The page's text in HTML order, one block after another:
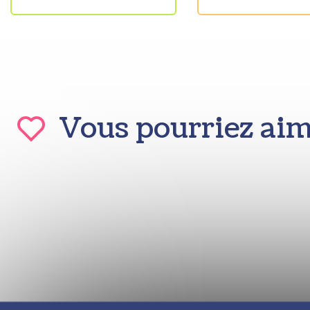
Vous pourriez